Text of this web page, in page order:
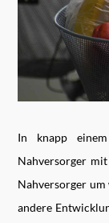
In knapp
Nahversorger
Nahversorger
andere